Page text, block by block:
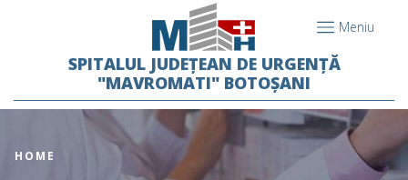
Meniu
SPITALUL JUDEȚEAN DE URGENȚĂ
"MAVROMATI" BOTOȘANI
HOME